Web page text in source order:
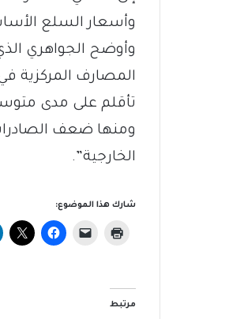
وأسعار السلع
وأوضح الجواهري
المصارف المركزية
تأقلم على مدى
ومنها ضعف
الخارجية”.
شارك هذا الموضوع:
مرتبط